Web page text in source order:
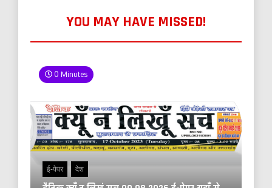
YOU MAY HAVE MISSED!
0 Minutes
ई-पेपर देश